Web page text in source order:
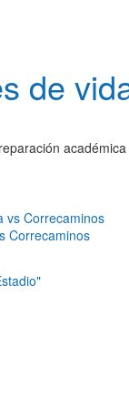
de
Correcaminos